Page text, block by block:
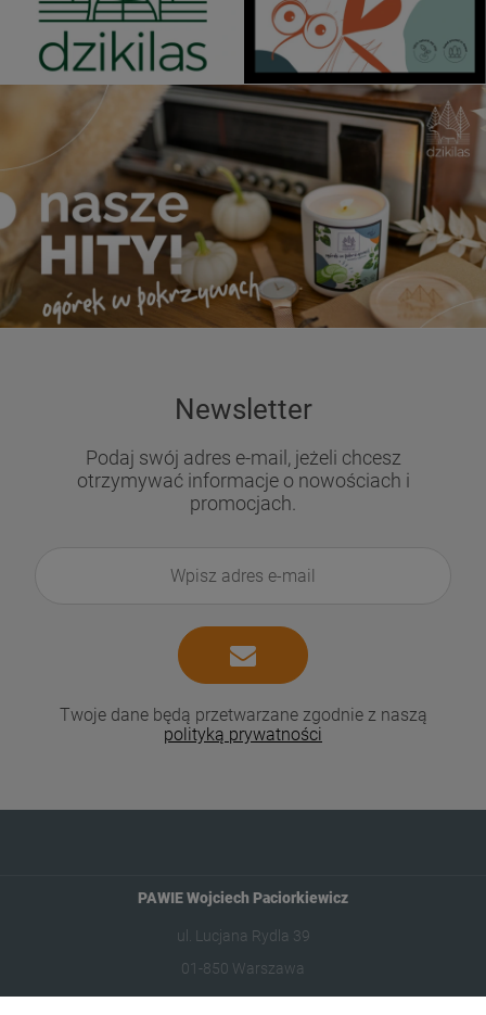
Newsletter
Podaj swój adres e-mail, jeżeli chcesz
otrzymywać informacje o nowościach i
promocjach.
Twoje dane będą przetwarzane zgodnie z naszą
polityką prywatności
PAWIE Wojciech Paciorkiewicz
ul. Lucjana Rydla 39
01-850 Warszawa